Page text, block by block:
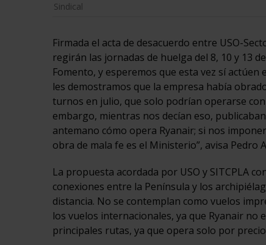
Sindical
Firmada el acta de desacuerdo entre USO-
regirán las jornadas de huelga del 8, 10 y 13
Fomento, y esperemos que esta vez sí
les demostramos que la empresa había
turnos en julio, que solo podrían operarse
embargo, mientras nos decían eso,
antemano cómo opera Ryanair; si nos
obra de mala fe es el Ministerio”, avisa Pedro
La propuesta acordada por USO y SITCPLA
conexiones entre la Península y los
distancia. No se contemplan como vuelos
los vuelos internacionales, ya que Ryanair no
principales rutas, ya que opera solo por